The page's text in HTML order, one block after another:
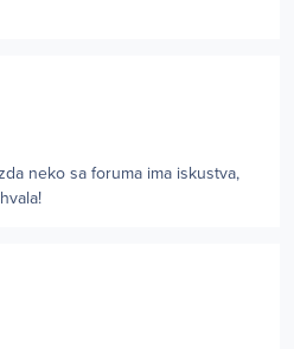
neko sa foruma ima iskustva,